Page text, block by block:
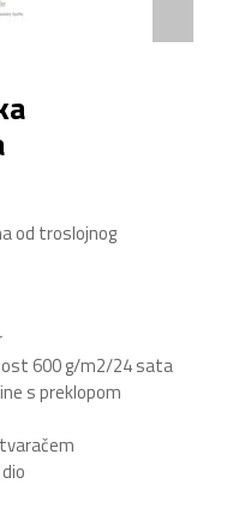
od troslojnog
600 g/m2/24 sata
s preklopom